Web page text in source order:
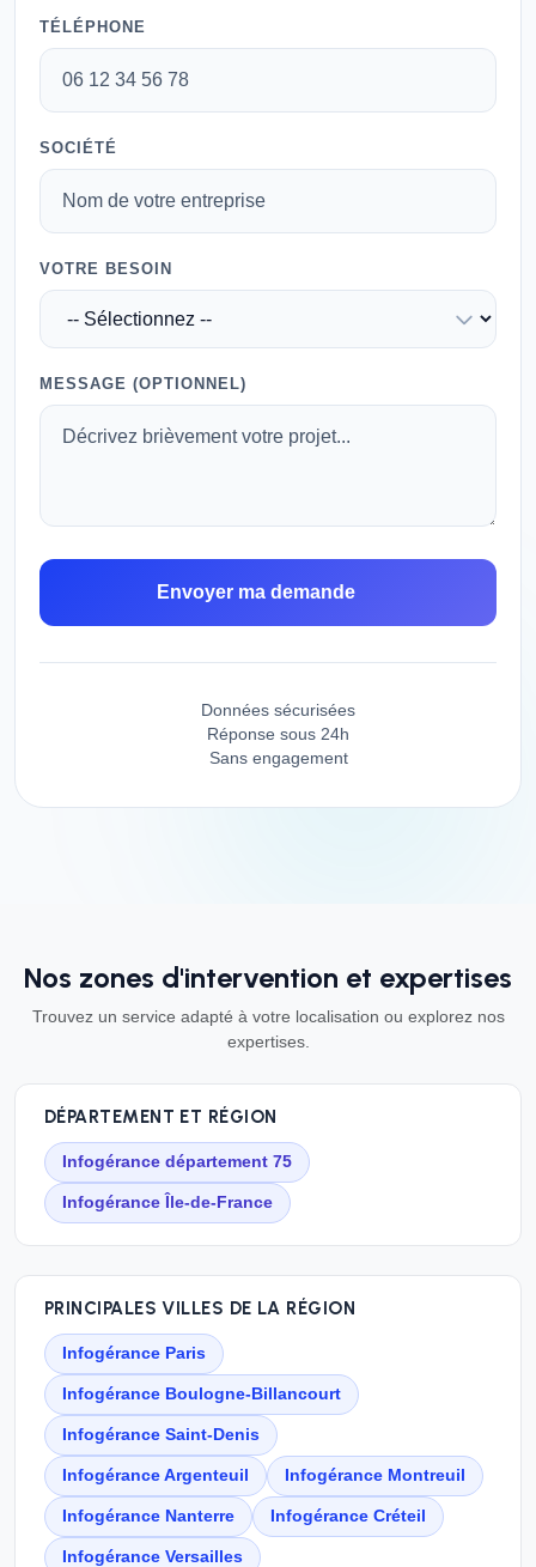
TÉLÉPHONE
SOCIÉTÉ
VOTRE BESOIN
MESSAGE (OPTIONNEL)
Envoyer ma demande
Données sécurisées
Réponse sous 24h
Sans engagement
Nos zones d'intervention et expertises
Trouvez un service adapté à votre localisation ou explorez nos
expertises.
DÉPARTEMENT ET RÉGION
Infogérance département 75
Infogérance Île-de-France
PRINCIPALES VILLES DE LA RÉGION
Infogérance Paris
Infogérance Boulogne-Billancourt
Infogérance Saint-Denis
Infogérance Argenteuil Infogérance Montreuil
Infogérance Nanterre Infogérance Créteil
Infogérance Versailles